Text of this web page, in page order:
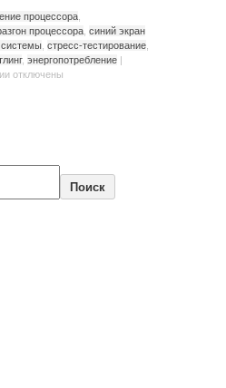
процессора
процессора синий экран
системы стресс-тестирование
, энергопотребление |
отключены
Поиск